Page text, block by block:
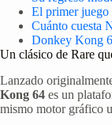
El primer juego
Cuánto cuesta
Donkey Kong
Un clásico de Rare
Lanzado
Kong 64 es un
mismo motor gráfico